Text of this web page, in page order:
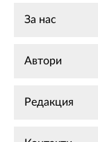
За нас
Автори
Редакция